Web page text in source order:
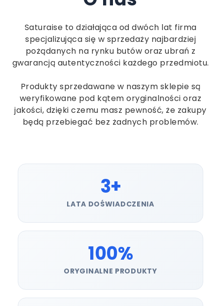
Saturaise to działająca od dwóch lat firma
specjalizująca się w sprzedaży najbardziej
pożądanych na rynku butów oraz ubrań z
gwarancją autentyczności każdego przedmiotu.
Produkty sprzedawane w naszym sklepie są
weryfikowane pod kątem oryginalności oraz
jakości, dzięki czemu masz pewność, że zakupy
będą przebiegać bez żadnych problemów.
3+
LATA DOŚWIADCZENIA
100%
ORYGINALNE PRODUKTY